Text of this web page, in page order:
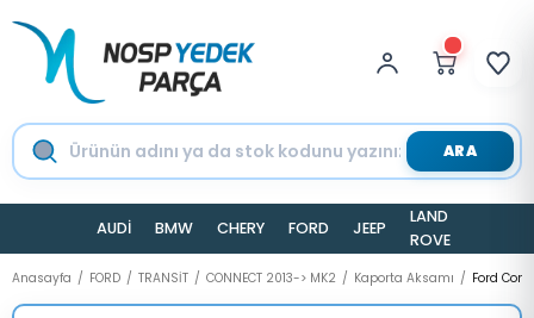
ARA
AUDİ BMW CHERY FORD JEEP
LAND
ROVER
Anasayfa FORD TRANSİT CONNECT 2013-> MK2 Kaporta Aksamı Ford